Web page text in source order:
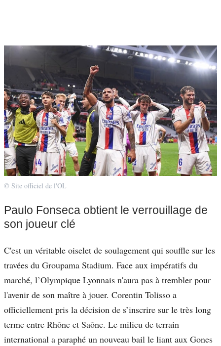
© Site officiel de l'OL
Paulo Fonseca obtient le verrouillage de
son joueur clé
C'est un véritable oiselet de soulagement qui souffle sur les
travées du Groupama Stadium. Face aux impératifs du
marché, l’Olympique Lyonnais n'aura pas à trembler pour
l'avenir de son maître à jouer. Corentin Tolisso a
officiellement pris la décision de s’inscrire sur le très long
terme entre Rhône et Saône. Le milieu de terrain
international a paraphé un nouveau bail le liant aux Gones